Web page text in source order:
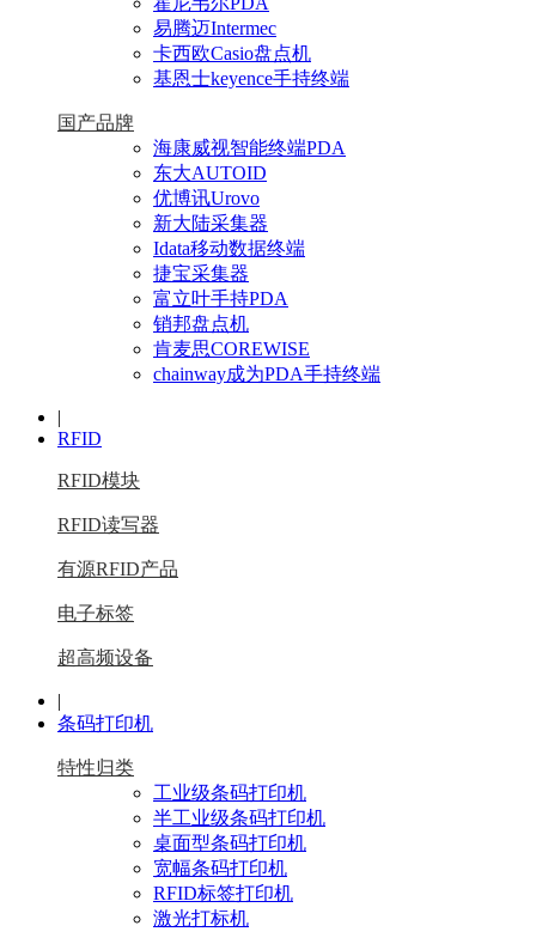
易腾迈Intermec
卡西欧Casio盘点机
基恩士keyence手持终端
国产品牌
海康威视智能终端PDA
东大AUTOID
优博讯Urovo
新大陆采集器
Idata移动数据终端
捷宝采集器
富立叶手持PDA
销邦盘点机
肯麦思COREWISE
chainway成为PDA手持终端
|
RFID
RFID模块
RFID读写器
有源RFID产品
电子标签
超高频设备
|
条码打印机
特性归类
工业级条码打印机
半工业级条码打印机
桌面型条码打印机
宽幅条码打印机
RFID标签打印机
激光打标机